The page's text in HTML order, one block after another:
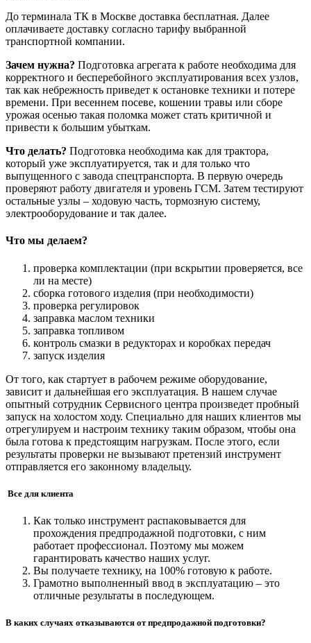
До терминала ТК в Москве доставка бесплатная. Далее
оплачиваете доставку согласно тарифу выбранной
транспортной компании.
Зачем нужна? Подготовка агрегата к работе необходима для
корректного и бесперебойного эксплуатирования всех узлов,
так как небрежность приведет к остановке техники и потере
времени. При весеннем посеве, кошении травы или сборе
урожая осенью такая поломка может стать критичной и
привести к большим убыткам.
Что делать? Подготовка необходима как для трактора,
который уже эксплуатируется, так и для только что
выпущенного с завода спецтранспорта. В первую очередь
проверяют работу двигателя и уровень ГСМ. Затем тестируют
остальные узлы – ходовую часть, тормозную систему,
электрооборудование и так далее.
Что мы делаем?
проверка комплектации (при вскрытии проверяется, все
ли на месте)
сборка готового изделия (при необходимости)
проверка регулировок
заправка маслом техники
заправка топливом
контроль смазки в редукторах и коробках передач
запуск изделия
От того, как стартует в рабочем режиме оборудование,
зависит и дальнейшая его эксплуатация. В нашем случае
опытный сотрудник Сервисного центра произведет пробный
запуск на холостом ходу. Специально для наших клиентов мы
отрегулируем и настроим технику таким образом, чтобы она
была готова к предстоящим нагрузкам. После этого, если
результаты проверки не вызывают претензий инструмент
отправляется его законному владельцу.
Все для клиента
Как только инструмент распаковывается для
прохождения предпродажной подготовки, с ним
работает профессионал. Поэтому мы можем
гарантировать качество наших услуг.
Вы получаете технику, на 100% готовую к работе.
Грамотно выполненный ввод в эксплуатацию – это
отличные результаты в последующем.
В каких случаях отказываются от предпродажной подготовки?